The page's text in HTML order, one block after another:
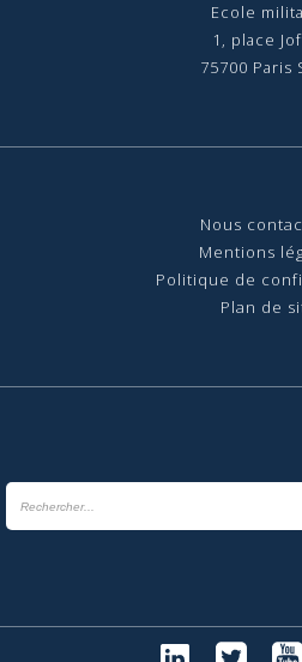
Ecole
1, place
75700 Paris
Nous
Mentions
Politique de
Plan de